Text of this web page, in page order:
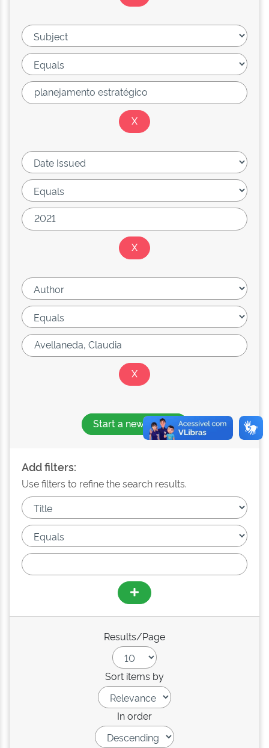
Start a new search
Add filters:
Use filters to refine the search results.
Results/Page
Sort items by
In order